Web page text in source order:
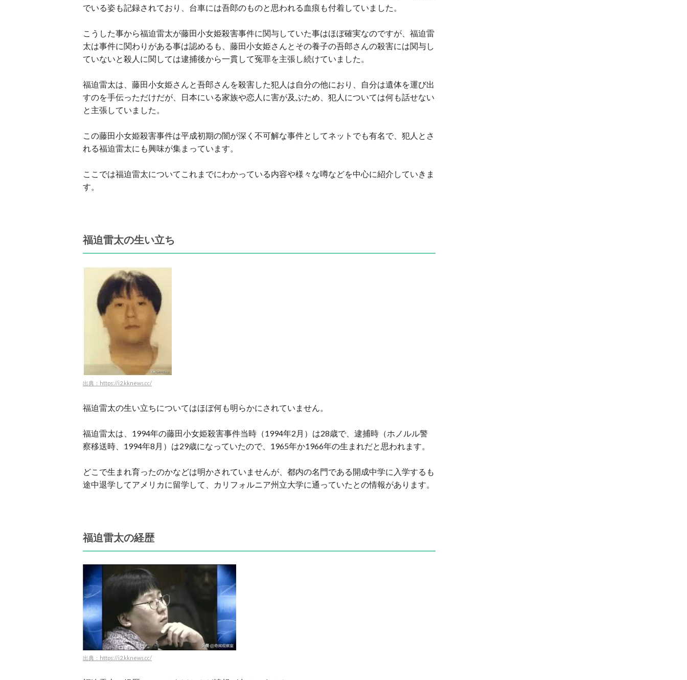
でいる姿も記録されており、台車には吾郎のものと思われる血痕も付着していました。
こうした事から福迫雷太が藤田小女姫殺害事件に関与していた事はほぼ確実なのですが、福迫雷
太は事件に関わりがある事は認めるも、藤田小女姫さんとその養子の吾郎さんの殺害には関与し
ていないと殺人に関しては逮捕後から一貫して冤罪を主張し続けていました。
福迫雷太は、藤田小女姫さんと吾郎さんを殺害した犯人は自分の他におり、自分は遺体を運び出
すのを手伝っただけだが、日本にいる家族や恋人に害が及ぶため、犯人については何も話せない
と主張していました。
この藤田小女姫殺害事件は平成初期の闇が深く不可解な事件としてネットでも有名で、犯人とさ
れる福迫雷太にも興味が集まっています。
ここでは福迫雷太についてこれまでにわかっている内容や様々な噂などを中心に紹介していきま
す。
福迫雷太の生い立ち
出典：https://i2.kknews.cc/
福迫雷太の生い立ちについてはほぼ何も明らかにされていません。
福迫雷太は、1994年の藤田小女姫殺害事件当時（1994年2月）は28歳で、逮捕時（ホノルル警
察移送時、1994年8月）は29歳になっていたので、1965年か1966年の生まれだと思われます。
どこで生まれ育ったのかなどは明かされていませんが、都内の名門である開成中学に入学するも
途中退学してアメリカに留学して、カリフォルニア州立大学に通っていたとの情報があります。
福迫雷太の経歴
出典：https://i2.kknews.cc/